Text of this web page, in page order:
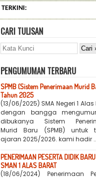
TERKINI:
CARI TULISAN
PENGUMUMAN TERBARU
SPMB (Sistem Penerimaan Murid
Tahun 2025
(13/06/2025) SMA Negeri 1
dengan bangga
dibukanya Sistem
Murid Baru (SPMB) untuk
ajaran 2025/2026. kami hadir
PENERIMAAN PESERTA DIDIK BARU
SMAN 1 ALAS BARAT
(18/06/2024) Penerimaan